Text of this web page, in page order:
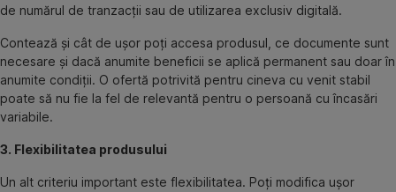
de numărul de tranzacții sau de utilizarea exclusiv digitală.
Contează și cât de ușor poți accesa produsul, ce documente sunt
necesare și dacă anumite beneficii se aplică permanent sau doar în
anumite condiții. O ofertă potrivită pentru cineva cu venit stabil
poate să nu fie la fel de relevantă pentru o persoană cu încasări
variabile.
3. Flexibilitatea produsului
Un alt criteriu important este flexibilitatea. Poți modifica ușor